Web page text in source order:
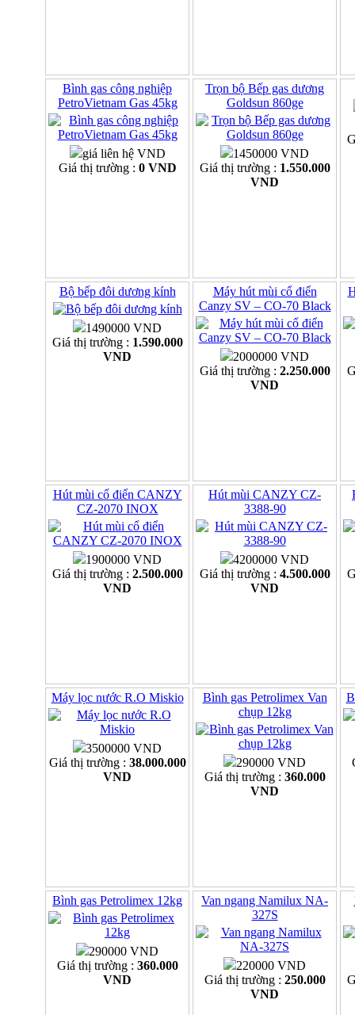
Bình gas công nghiệp
PetroVietnam Gas 45kg
giá liên hệ VND
Giá thị trường : 0 VND
Trọn bộ Bếp gas dương
Goldsun 860ge
1450000 VND
Giá thị trường : 1.550.000
VND
Bộ bếp đôi dương kính
1490000 VND
Giá thị trường : 1.590.000
VND
Máy hút mùi cổ điển
Canzy SV – CO-70 Black
2000000 VND
Giá thị trường : 2.250.000
VND
Hút mùi cổ điển CANZY
CZ-2070 INOX
1900000 VND
Giá thị trường : 2.500.000
VND
Hút mùi CANZY CZ-
3388-90
4200000 VND
Giá thị trường : 4.500.000
VND
Máy lọc nước R.O Miskio
3500000 VND
Giá thị trường : 38.000.000
VND
Bình gas Petrolimex Van
chụp 12kg
290000 VND
Giá thị trường : 360.000
VND
Bình gas Petrolimex 12kg
290000 VND
Giá thị trường : 360.000
VND
Van ngang Namilux NA-
327S
220000 VND
Giá thị trường : 250.000
VND